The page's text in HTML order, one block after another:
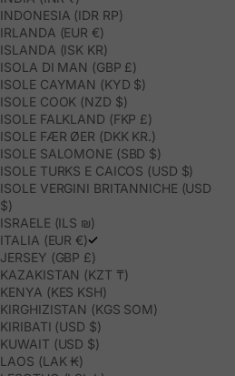
INDONESIA (IDR RP)
IRLANDA (EUR €)
ISLANDA (ISK KR)
ISOLA DI MAN (GBP £)
ISOLE CAYMAN (KYD $)
ISOLE COOK (NZD $)
ISOLE FALKLAND (FKP £)
ISOLE FÆR ØER (DKK KR.)
ISOLE SALOMONE (SBD $)
ISOLE TURKS E CAICOS (USD $)
ISOLE VERGINI BRITANNICHE (USD
$)
ISRAELE (ILS ₪)
ITALIA (EUR €)
JERSEY (GBP £)
KAZAKISTAN (KZT ₸)
KENYA (KES KSH)
KIRGHIZISTAN (KGS SOM)
KIRIBATI (USD $)
KUWAIT (USD $)
LAOS (LAK ₭)